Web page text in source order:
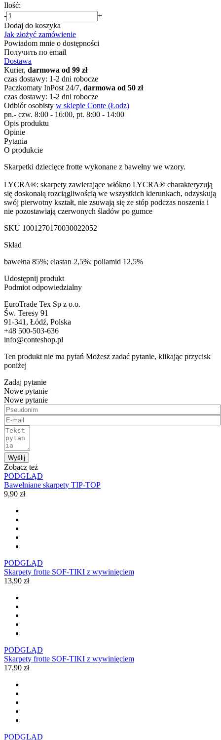
Ilość:
-
+
Dodaj do koszyka
Jak złożyć zamówienie
Powiadom mnie o dostępności
Получить по email
Dostawa
Kurier, darmowa od 99 zł
czas dostawy: 1-2 dni robocze
Paczkomaty InPost 24/7, darmowa od 50 zł
czas dostawy: 1-2 dni robocze
Odbiór osobisty w sklepie Conte (Łodz)
pn.- czw. 8:00 - 16:00, pt. 8:00 - 14:00
Opis produktu
Opinie
Pytania
O produkcie
Skarpetki dziecięce frotte wykonane z bawełny we wzory.
LYCRA®: skarpety zawierające włókno LYCRA® charakteryzują
się doskonałą rozciągliwością we wszystkich kierunkach, odzyskują
swój pierwotny kształt, nie zsuwają się ze stóp podczas noszenia i
nie pozostawiają czerwonych śladów po gumce
SKU 1001270170030022052
Skład
bawełna 85%; elastan 2,5%; poliamid 12,5%
Udostępnij produkt
Podmiot odpowiedzialny
EuroTrade Tex Sp z o.o.
Św. Teresy 91
91-341, Łódź, Polska
+48 500-503-636
info@conteshop.pl
Ten produkt nie ma pytań Możesz zadać pytanie, klikając przycisk
poniżej
Zadaj pytanie
Nowe pytanie
Nowe pytanie
Wyślij
Zobacz też
PODGLĄD
Bawełniane skarpety TIP-TOP
9,90 zł
PODGLĄD
Skarpety frotte SOF-TIKI z wywinięciem
13,90 zł
PODGLĄD
Skarpety frotte SOF-TIKI z wywinięciem
17,90 zł
PODGLĄD